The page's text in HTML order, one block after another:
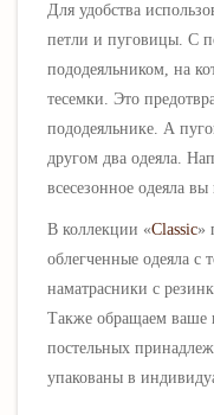
Для удобства
петли и пуговицы. С
пододеяльником, на
тесемки. Это
пододеяльнике. А
другом два одеяла.
всесезонное одеяла
В коллекции «Classic»
облегченные одеяла с
наматрасники с
Также обращаем ваше
постельных
упакованы в